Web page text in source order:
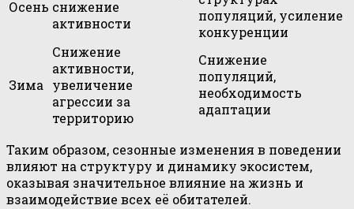
Осень снижение
активности
популяций, усиление
конкуренции
Зима
Снижение
активности,
увеличение
агрессии за
территорию
Снижение
популяций,
необходимость
адаптации
Таким образом, сезонные изменения в поведении
влияют на структуру и динамику экосистем,
оказывая значительное влияние на жизнь и
взаимодействие всех её обитателей.